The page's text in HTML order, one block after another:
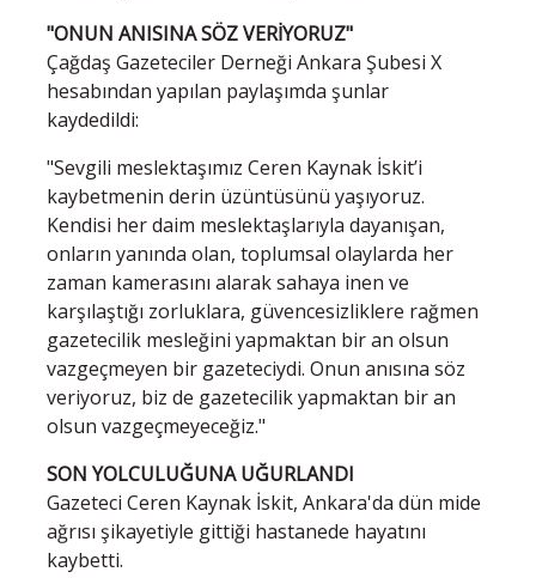
"ONUN ANISINA SÖZ VERİYORUZ"
Çağdaş Gazeteciler Derneği Ankara Şubesi X
hesabından yapılan paylaşımda şunlar
kaydedildi:
"Sevgili meslektaşımız Ceren Kaynak İskit’i
kaybetmenin derin üzüntüsünü yaşıyoruz.
Kendisi her daim meslektaşlarıyla dayanışan,
onların yanında olan, toplumsal olaylarda her
zaman kamerasını alarak sahaya inen ve
karşılaştığı zorluklara, güvencesizliklere rağmen
gazetecilik mesleğini yapmaktan bir an olsun
vazgeçmeyen bir gazeteciydi. Onun anısına söz
veriyoruz, biz de gazetecilik yapmaktan bir an
olsun vazgeçmeyeceğiz."
SON YOLCULUĞUNA UĞURLANDI
Gazeteci Ceren Kaynak İskit, Ankara'da dün mide
ağrısı şikayetiyle gittiği hastanede hayatını
kaybetti.